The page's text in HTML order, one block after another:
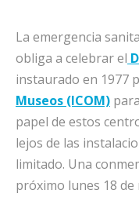
La emergencia
obliga a celebrar el
instaurado en 1977
Museos (ICOM)
papel de estos
lejos de las
limitado. Una
próximo lunes 18 de